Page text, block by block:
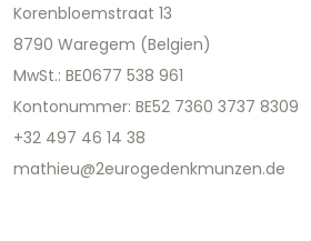
Korenbloemstraat 13
8790 Waregem (Belgien)
MwSt.: BE0677 538 961
Kontonummer: BE52 7360 3737 8309
+32 497 46 14 38
mathieu@2eurogedenkmunzen.de